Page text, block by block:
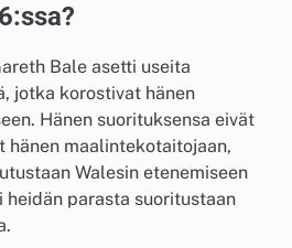
Bale asetti useita
jotka korostivat hänen
Hänen suorituksensa eivät
hänen maalintekotaitojaan,
Walesin etenemiseen
parasta suoritustaan